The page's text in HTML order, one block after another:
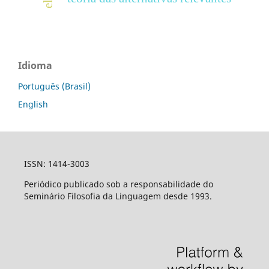
Idioma
Português (Brasil)
English
ISSN: 1414-3003
Periódico publicado sob a responsabilidade do
Seminário Filosofia da Linguagem desde 1993.